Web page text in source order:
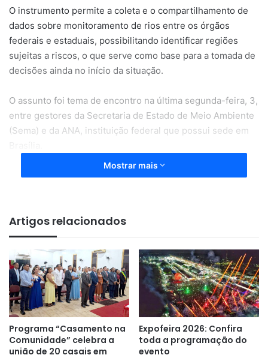
O instrumento permite a coleta e o compartilhamento de
dados sobre monitoramento de rios entre os órgãos
federais e estaduais, possibilitando identificar regiões
sujeitas a riscos, o que serve como base para a tomada de
decisões ainda no início da situação.
O assunto foi tema de encontro na última segunda-feira, 3,
entre gestores da Secretaria de Estado de Meio Ambiente
(Sema) e da ANA, instituição federal que possui sede em
No caso do Amapá, a Sala de Situação é importante para
causando transtornos para a população.
Monitoramento de secas
Outro tema abordado foi a entrada do Amapá no Monitor
de Secas da ANA. Trata-se de uma ferramenta de
acompanhamento regular e periódico da situação da seca
em todo o Brasil. Aderindo a mais esse programa, o Amapá
terá condições de monitorar as secas que podem
ocasionalmente ocorrer no estado.
Mostrar mais
Artigos relacionados
Programa “Casamento na
Comunidade” celebra a
união de 20 casais em
Expofeira 2026: Confira
toda a programação do
evento